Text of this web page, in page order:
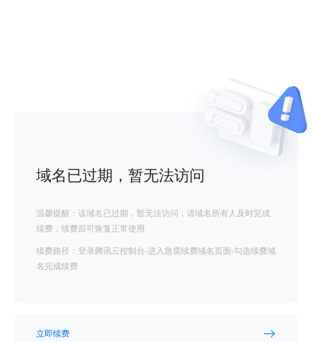
域名已过期，暂无法访问
温馨提醒：该域名已过期，暂无法访问，请域名所有人及时完成
续费，续费后可恢复正常使用
续费路径：登录腾讯云控制台-进入急需续费域名页面-勾选续费域
名完成续费
立即续费